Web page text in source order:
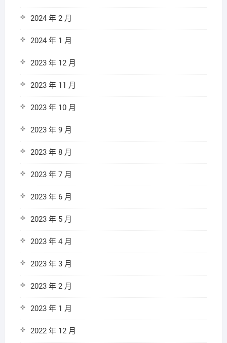
2024 年 2 月
2024 年 1 月
2023 年 12 月
2023 年 11 月
2023 年 10 月
2023 年 9 月
2023 年 8 月
2023 年 7 月
2023 年 6 月
2023 年 5 月
2023 年 4 月
2023 年 3 月
2023 年 2 月
2023 年 1 月
2022 年 12 月